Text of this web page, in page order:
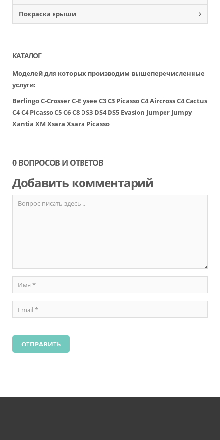
Покраска крыши
КАТАЛОГ
Моделей для которых производим вышеперечисленные
услуги:
BerlingoC-CrosserC-Elysee C3C3 PicassoC4 AircrossC4 Cactus
C4C4 PicassoC5C6C8 DS3 DS4 DS5 Evasion Jumper Jumpy
Xantia XM Xsara Xsara Picasso
0 ВОПРОСОВ И ОТВЕТОВ
Добавить комментарий